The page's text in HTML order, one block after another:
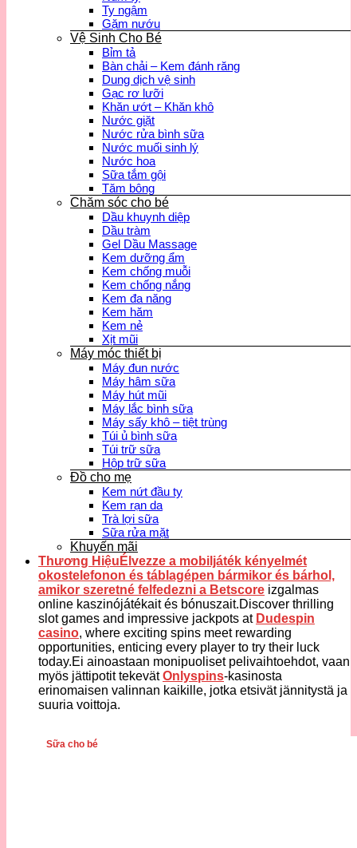
Ty ngậm
Gặm nướu
Vệ Sinh Cho Bé
Bỉm tả
Bàn chải – Kem đánh răng
Dung dịch vệ sinh
Gạc rơ lưỡi
Khăn ướt – Khăn khô
Nước giặt
Nước rửa bình sữa
Nước muối sinh lý
Nước hoa
Sữa tắm gội
Tăm bông
Chăm sóc cho bé
Dầu khuynh diệp
Dầu tràm
Gel Dầu Massage
Kem dưỡng ẩm
Kem chống muỗi
Kem chống nắng
Kem đa năng
Kem hăm
Kem nẻ
Xịt mũi
Máy móc thiết bị
Máy đun nước
Máy hâm sữa
Máy hút mũi
Máy lắc bình sữa
Máy sấy khô – tiệt trùng
Túi ủ bình sữa
Túi trữ sữa
Hộp trữ sữa
Đồ cho mẹ
Kem nứt đầu ty
Kem rạn da
Trà lợi sữa
Sữa rửa mặt
Khuyến mãi
Thương HiệuÉlvezze a mobiljáték kényelmét
okostelefonon és táblagépen bármikor és bárhol,
amikor szeretné felfedezni a Betscore izgalmas
online kaszinójátékait és bónuszait.Discover thrilling
slot games and impressive jackpots at Dudespin
casino, where exciting spins meet rewarding
opportunities, enticing every player to try their luck
today.Ei ainoastaan monipuoliset pelivaihtoehdot, vaan
myös jättipotit tekevätOnlyspins-kasinosta
erinomaisen valinnan kaikille, jotka etsivät jännitystä ja
suuria voittoja.
Sữa cho bé